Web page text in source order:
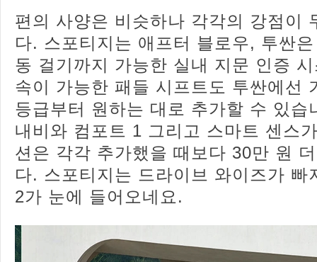
편의 사양은 비슷하나 각각의 강점이
다. 스포티지는 애프터 블로우, 투싼
동 걸기까지 가능한 실내 지문 인증
속이 가능한 패들 시프트도 투싼에선
등급부터 원하는 대로 추가할 수 있습
내비와 컴포트 1 그리고 스마트 센스
션은 각각 추가했을 때보다 30만 원
다. 스포티지는 드라이브 와이즈가 빠
2가 눈에 들어오네요.